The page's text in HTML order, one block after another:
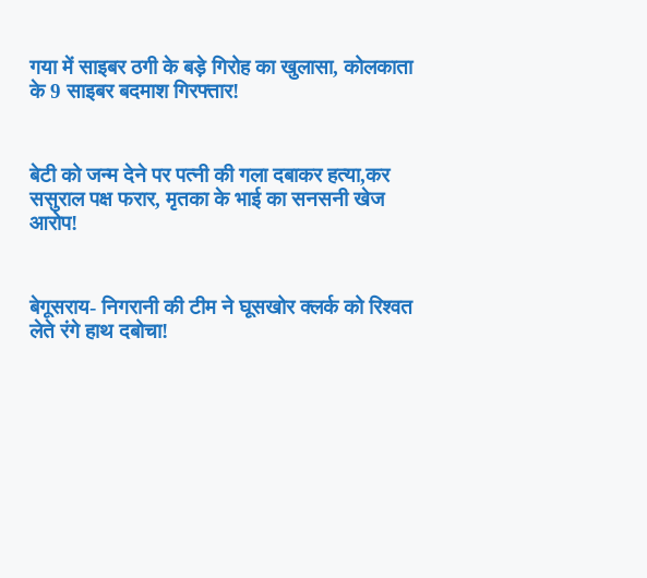
गया में साइबर ठगी के बड़े गिरोह का खुलासा, कोलकाता
के 9 साइबर बदमाश गिरफ्तार!
बेटी को जन्म देने पर पत्नी की गला दबाकर हत्या,कर
ससुराल पक्ष फरार, मृतका के भाई का सनसनी खेज
आरोप!
बेगूसराय- निगरानी की टीम ने घूसखोर क्लर्क को रिश्वत
लेते रंगे हाथ दबोचा!